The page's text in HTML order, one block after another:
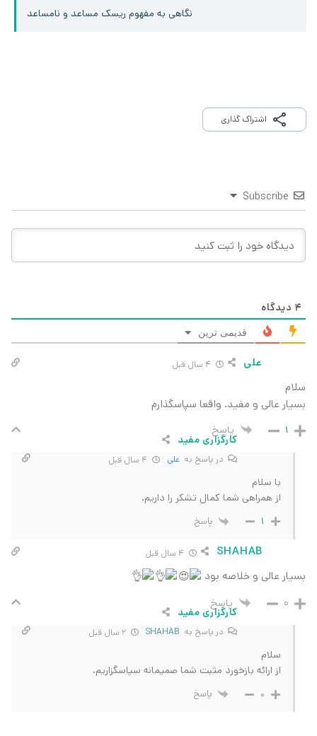
نگاهی به مفهوم ریسک مساعد و نامساعد
اشتراک گذاری
Subscribe
4 دیدگاه
قدیمی ترین
علی
سلام
بسیار عالی و مفید. واقعا سپاسگذارم
1 پاسخ
کارگزاری مفید
در پاسخ به علی
با سلام
از همراهی شما کمال تشکر را داریم.
1 پاسخ
SHAHAB
بسیار عالی و خلاصه بود
0 پاسخ
کارگزاری مفید
در پاسخ به SHAHAB
سلام
از ارائه بازخورد مثبت شما صمیمانه سپاسگزاریم.
0 پاسخ